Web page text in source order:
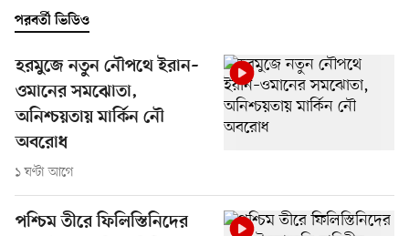
পরবর্তী ভিডিও
হরমুজে নতুন নৌপথে ইরান–
ওমানের সমঝোতা,
অনিশ্চয়তায় মার্কিন নৌ
অবরোধ
১ ঘণ্টা আগে
পশ্চিম তীরে ফিলিস্তিনিদের